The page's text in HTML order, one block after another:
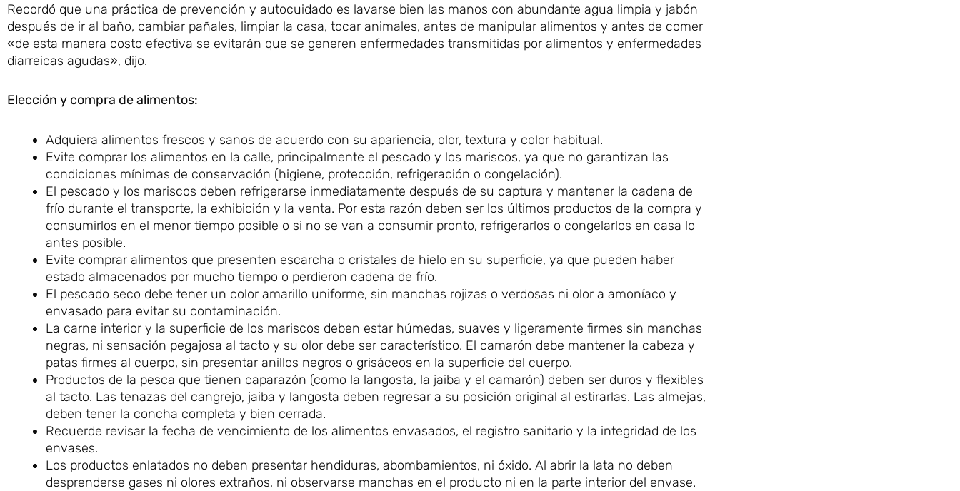
Recordó que una práctica de prevención y autocuidado es lavarse bien las manos con abundante agua limpia y jabón
después de ir al baño, cambiar pañales, limpiar la casa, tocar animales, antes de manipular alimentos y antes de comer
«de esta manera costo efectiva se evitarán que se generen enfermedades transmitidas por alimentos y enfermedades
diarreicas agudas», dijo.
Elección y compra de alimentos:
Adquiera alimentos frescos y sanos de acuerdo con su apariencia, olor, textura y color habitual.
Evite comprar los alimentos en la calle, principalmente el pescado y los mariscos, ya que no garantizan las
condiciones mínimas de conservación (higiene, protección, refrigeración o congelación).
El pescado y los mariscos deben refrigerarse inmediatamente después de su captura y mantener la cadena de
frío durante el transporte, la exhibición y la venta. Por esta razón deben ser los últimos productos de la compra y
consumirlos en el menor tiempo posible o si no se van a consumir pronto, refrigerarlos o congelarlos en casa lo
antes posible.
Evite comprar alimentos que presenten escarcha o cristales de hielo en su superficie, ya que pueden haber
estado almacenados por mucho tiempo o perdieron cadena de frío.
El pescado seco debe tener un color amarillo uniforme, sin manchas rojizas o verdosas ni olor a amoníaco y
envasado para evitar su contaminación.
La carne interior y la superficie de los mariscos deben estar húmedas, suaves y ligeramente firmes sin manchas
negras, ni sensación pegajosa al tacto y su olor debe ser característico. El camarón debe mantener la cabeza y
patas firmes al cuerpo, sin presentar anillos negros o grisáceos en la superficie del cuerpo.
Productos de la pesca que tienen caparazón (como la langosta, la jaiba y el camarón) deben ser duros y flexibles
al tacto. Las tenazas del cangrejo, jaiba y langosta deben regresar a su posición original al estirarlas. Las almejas,
deben tener la concha completa y bien cerrada.
Recuerde revisar la fecha de vencimiento de los alimentos envasados, el registro sanitario y la integridad de los
envases.
Los productos enlatados no deben presentar hendiduras, abombamientos, ni óxido. Al abrir la lata no deben
desprenderse gases ni olores extraños, ni observarse manchas en el producto ni en la parte interior del envase.